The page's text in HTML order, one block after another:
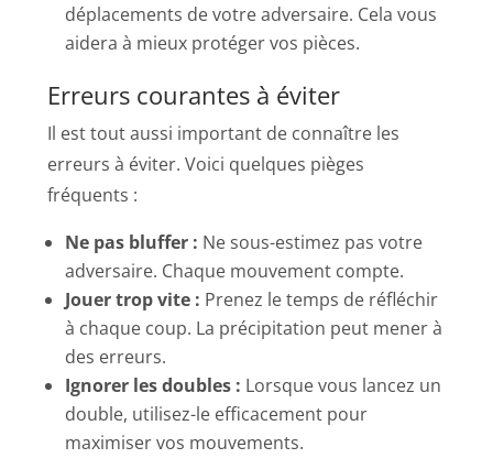
déplacements de votre adversaire. Cela vous
aidera à mieux protéger vos pièces.
Erreurs courantes à éviter
Il est tout aussi important de connaître les
erreurs à éviter. Voici quelques pièges
fréquents :
Ne pas bluffer : Ne sous-estimez pas votre
adversaire. Chaque mouvement compte.
Jouer trop vite : Prenez le temps de réfléchir
à chaque coup. La précipitation peut mener à
des erreurs.
Ignorer les doubles : Lorsque vous lancez un
double, utilisez-le efficacement pour
maximiser vos mouvements.